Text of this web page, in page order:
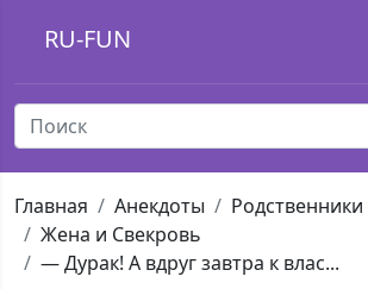
RU-FUN
Главная Анекдоты
Родственники
Жена и Свекровь
— Дурак! А вдруг завтра к влас...